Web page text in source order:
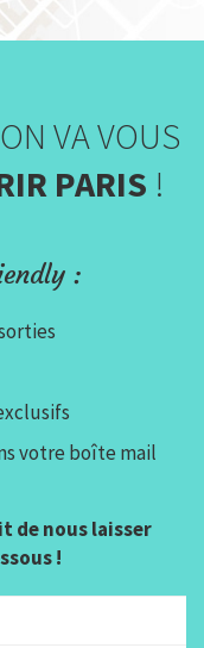
VA VOUS
PARIS !
:
votre boîte mail
de nous laisser
!